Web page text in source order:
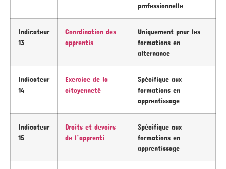
professionnelle
Indicateur
13
Coordination des
apprentis
Uniquement pour les
formations en
alternance
Indicateur
14
Exercice de la
citoyenneté
Spécifique aux
formations en
apprentissage
Indicateur
15
Droits et devoirs
de l’apprenti
Spécifique aux
formations en
apprentissage